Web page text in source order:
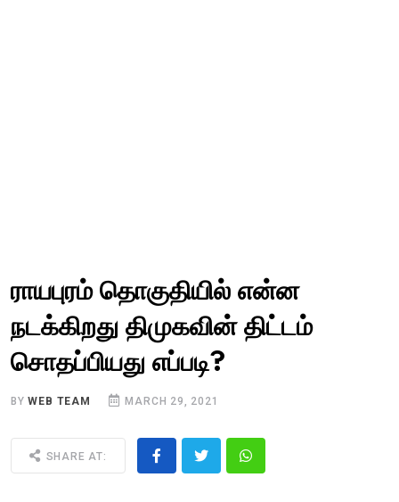
ராயபுரம் தொகுதியில் என்ன
நடக்கிறது திமுகவின் திட்டம்
சொதப்பியது எப்படி?
BYWEB TEAM MARCH 29, 2021
SHARE AT: